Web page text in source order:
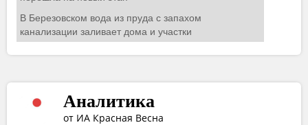
Аналитика
от ИА Красная Весна